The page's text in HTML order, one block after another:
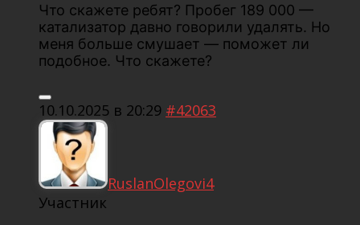
Что скажете ребят? Пробег 189 000 —
катализатор давно говорили удалять. Но
меня больше смушает — поможет ли
подобное. Что скажете?
10.10.2025 в 20:29 #42063
RuslanOlegovi4
Участник